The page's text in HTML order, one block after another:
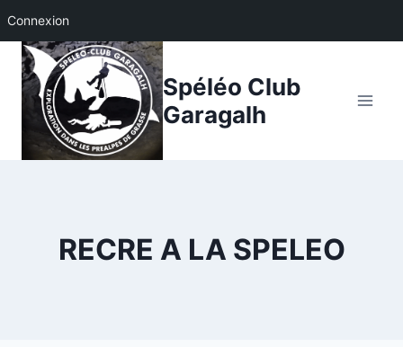
Connexion
Aller
contenu
Spéléo Club
Garagalh
RECRE A LA SPELEO